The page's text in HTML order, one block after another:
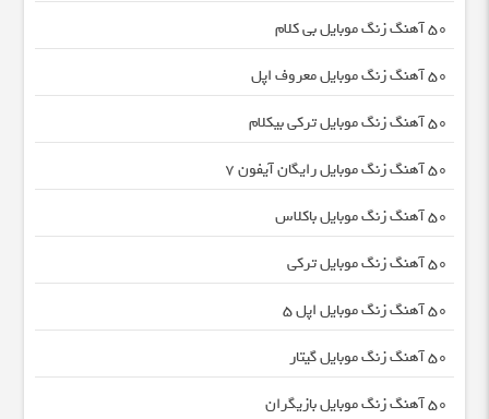
50 آهنگ زنگ موبایل بی کلام
50 آهنگ زنگ موبایل معروف اپل
50 آهنگ زنگ موبایل ترکی بیکلام
50 آهنگ زنگ موبایل رایگان آیفون 7
50 آهنگ زنگ موبایل باکلاس
50 آهنگ زنگ موبایل ترکی
50 آهنگ زنگ موبایل اپل 5
50 آهنگ زنگ موبایل گیتار
50 آهنگ زنگ موبایل بازیگران